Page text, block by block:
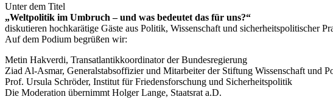
Unter dem Titel
„Weltpolitik im Umbruch – und was bedeutet das für uns?“
diskutieren hochkarätige Gäste aus Politik, Wissenschaft und sicherheitspolitischer
Auf dem Podium begrüßen wir:
Metin Hakverdi, Transatlantikkoordinator der Bundesregierung
Ziad Al-Asmar, Generalstabsoffizier und Mitarbeiter der Stiftung Wissenschaft und
Prof. Ursula Schröder, Institut für Friedensforschung und Sicherheitspolitik
Die Moderation übernimmt Holger Lange, Staatsrat a.D.